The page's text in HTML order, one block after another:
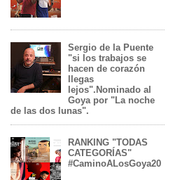
Sergio de la Puente
"si los trabajos se
hacen de corazón
llegas
lejos".Nominado al
Goya por "La noche
de las dos lunas".
RANKING "TODAS
CATEGORÍAS"
#CaminoALosGoya20